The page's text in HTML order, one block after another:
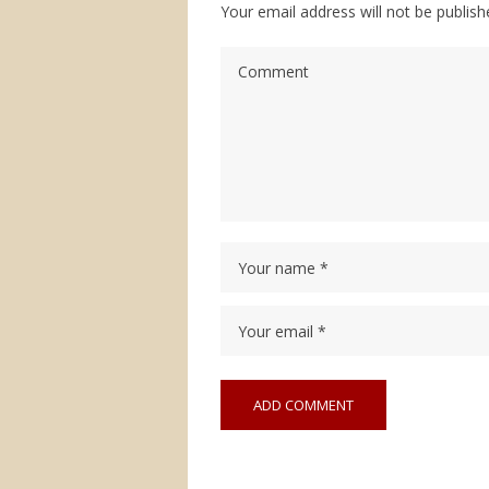
Your email address will not be